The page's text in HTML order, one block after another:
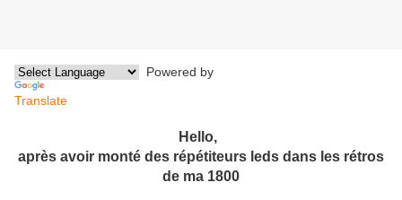
Powered by
Translate
Hello,
après avoir monté des répétiteurs leds dans les rétros
de ma 1800